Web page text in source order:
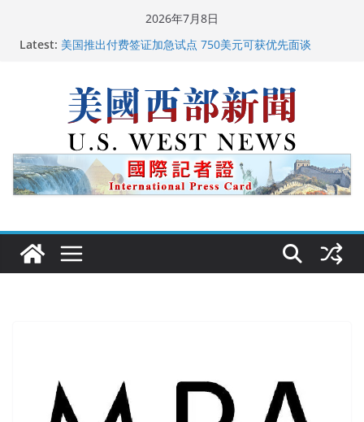
2026年7月8日
Latest:
广州市沉香协会会长周天明：让沉香有序走向世界
美国推出付费签证加急试点 750美元可获优先面谈
美国最高法院维持“出生公民权” : 出生在美国就是美国
人！
中国驻美国大使谢锋邀请美国老教师罗纳德·萨科尔斯基
再次访华